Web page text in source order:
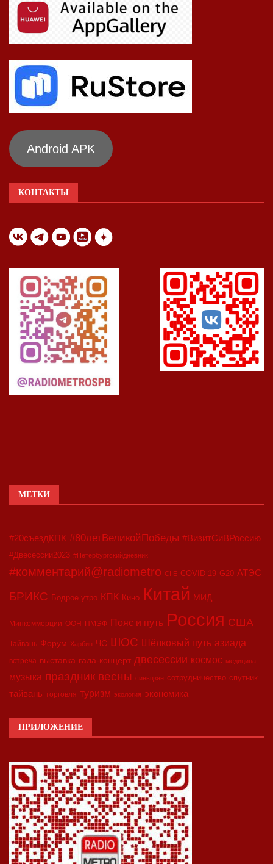
Android APK
КОНТАКТЫ
МЕТКИ
#20съездКПК #80летВеликойПобеды #ВизитСиВРоссию
#Двесессии2023 #Петербургскийдневник
#комментарий@radiometro CIIE COVID-19 G20 АТЭС
БРИКС Бодрое утро КПК Кино Китай МИД
Минкоммерции ООН ПМЭФ Пояс и путь Россия США
Тайвань Форум Харбин ЧС ШОС Шёлковый путь азиада
встреча выставка гала-концерт двесессии космос медицина
музыка праздник весны синьцзян сотрудничество спутник
тайвань торговля туризм экология экономика
ПРИЛОЖЕНИЕ